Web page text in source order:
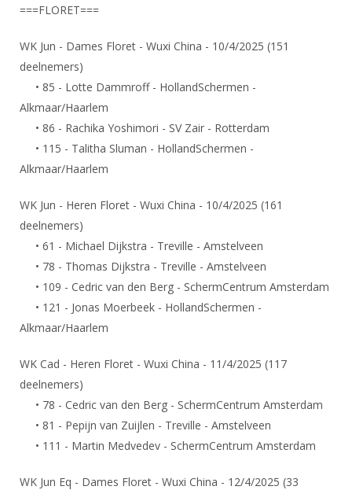
Oprichting Vereniging
Overschrijven leden
Import inschrijvingen uit Nahouw
Verwerk wedstrijduitslagen
NK organiseren
Infotheek
Bibliotheek
ALV
===FLORET===
WK Jun - Dames Floret - Wuxi China - 10/4/2025 (151
deelnemers)
• 85 - Lotte Dammroff - HollandSchermen -
Alkmaar/Haarlem
• 86 - Rachika Yoshimori - SV Zair - Rotterdam
• 115 - Talitha Sluman - HollandSchermen -
Alkmaar/Haarlem
WK Jun - Heren Floret - Wuxi China - 10/4/2025 (161
deelnemers)
• 61 - Michael Dijkstra - Treville - Amstelveen
• 78 - Thomas Dijkstra - Treville - Amstelveen
• 109 - Cedric van den Berg - SchermCentrum Amsterdam
• 121 - Jonas Moerbeek - HollandSchermen -
Alkmaar/Haarlem
WK Cad - Heren Floret - Wuxi China - 11/4/2025 (117
deelnemers)
• 78 - Cedric van den Berg - SchermCentrum Amsterdam
• 81 - Pepijn van Zuijlen - Treville - Amstelveen
• 111 - Martin Medvedev - SchermCentrum Amsterdam
WK Jun Eq - Dames Floret - Wuxi China - 12/4/2025 (33